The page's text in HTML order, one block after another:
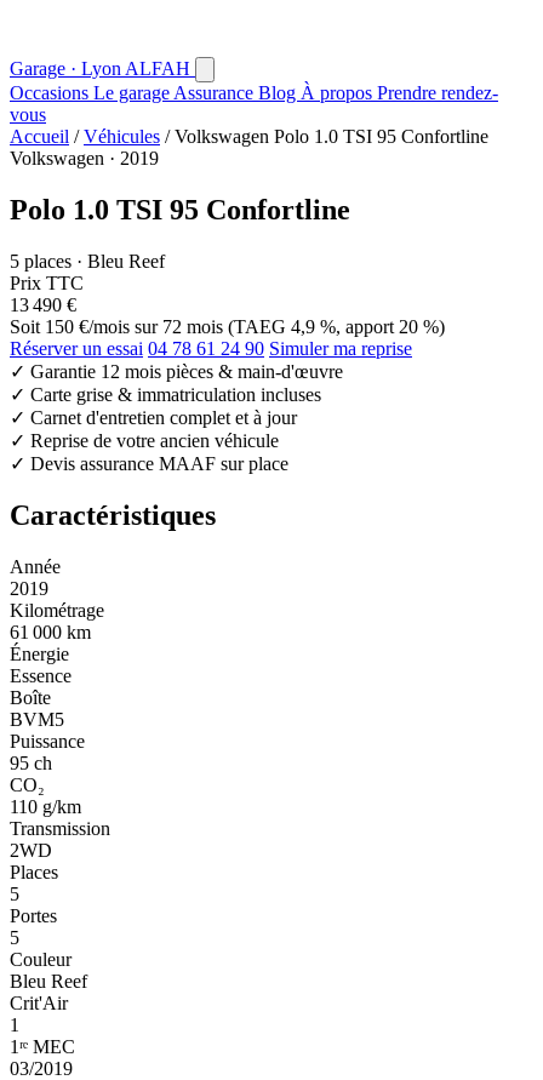
Garage · Lyon ALFAH
Occasions Le garage Assurance Blog À propos Prendre rendez-
vous
Accueil /Véhicules /Volkswagen Polo 1.0 TSI 95 Confortline
Volkswagen · 2019
Polo 1.0 TSI 95 Confortline
5 places · Bleu Reef
Prix TTC
13 490 €
Soit 150 €/mois sur 72 mois (TAEG 4,9 %, apport 20 %)
Réserver un essai 04 78 61 24 90 Simuler ma reprise
✓ Garantie 12 mois pièces & main-d'œuvre
✓ Carte grise & immatriculation incluses
✓ Carnet d'entretien complet et à jour
✓ Reprise de votre ancien véhicule
✓ Devis assurance MAAF sur place
Caractéristiques
Année
2019
Kilométrage
61 000 km
Énergie
Essence
Boîte
BVM5
Puissance
95 ch
CO₂
110 g/km
Transmission
2WD
Places
5
Portes
5
Couleur
Bleu Reef
Crit'Air
1
1ʳᵉ MEC
03/2019